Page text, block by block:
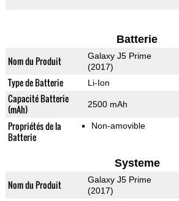
Batterie
Nom du Produit
Galaxy J5 Prime
(2017)
Type de Batterie Li-Ion
Capacité Batterie
(mAh)
2500 mAh
Propriétés de la
Batterie
Non-amovible
Systeme
Nom du Produit
Galaxy J5 Prime
(2017)